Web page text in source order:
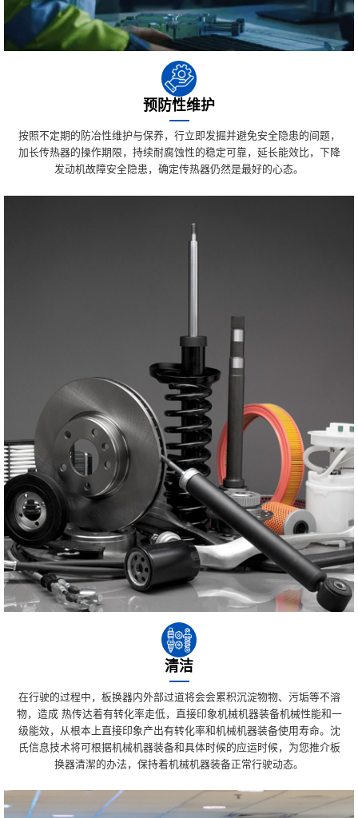
预防性维护
按照不定期的防冶性维护与保养，行立即发掘并避免安全隐患的间题，
加长传热器的操作期限，持续耐腐蚀性的稳定可靠，延长能效比，下降
发动机故障安全隐患，确定传热器仍然是最好的心态。
清洁
在行驶的过程中，板换器内外部过道将会会累积沉淀物物、污垢等不溶
物，造成 热传达着有转化率走低，直接印象机械机器装备机械性能和一
级能效，从根本上直接印象产出有转化率和机械机器装备使用寿命。沈
氏信息技术将可根据机械机器装备和具体时候的应运时候，为您推介板
换器清潔的办法，保持着机械机器装备正常行驶动态。